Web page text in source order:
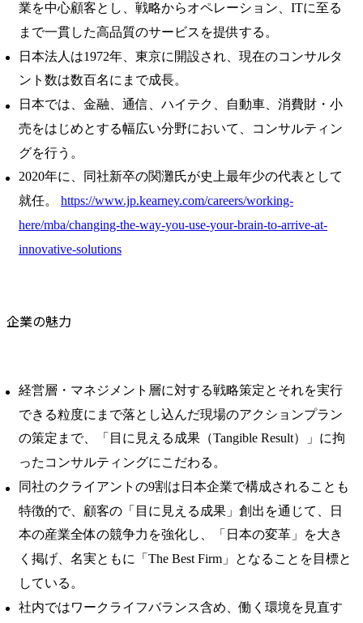
業を中心顧客とし、戦略からオペレーション、ITに至る
まで一貫した高品質のサービスを提供する。
日本法人は1972年、東京に開設され、現在のコンサルタ
ント数は数百名にまで成長。
日本では、金融、通信、ハイテク、自動車、消費財・小
売をはじめとする幅広い分野において、コンサルティン
グを行う。
2020年に、同社新卒の関灘氏が史上最年少の代表として
就任。 https://www.jp.kearney.com/careers/working-
here/mba/changing-the-way-you-use-your-brain-to-arrive-at-
innovative-solutions
企業の魅力
経営層・マネジメント層に対する戦略策定とそれを実行
できる粒度にまで落とし込んだ現場のアクションプラン
の策定まで、「目に見える成果（Tangible Result）」に拘
ったコンサルティングにこだわる。
同社のクライアントの9割は日本企業で構成されることも
特徴的で、顧客の「目に見える成果」創出を通じて、日
本の産業全体の競争力を強化し、「日本の変革」を大き
く掲げ、名実ともに「The Best Firm」となることを目標と
している。
社内ではワークライフバランス含め、働く環境を見直す